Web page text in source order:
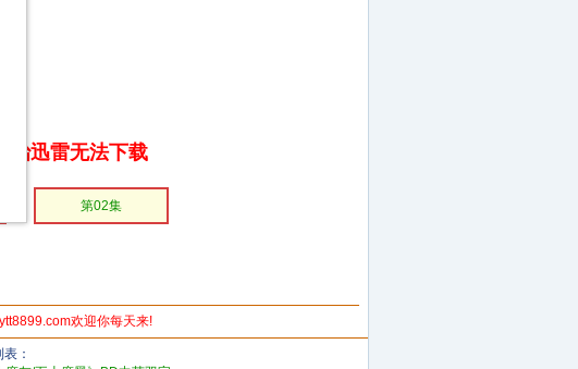
治迅雷无法下载
第02集
欢迎你每天来!
：